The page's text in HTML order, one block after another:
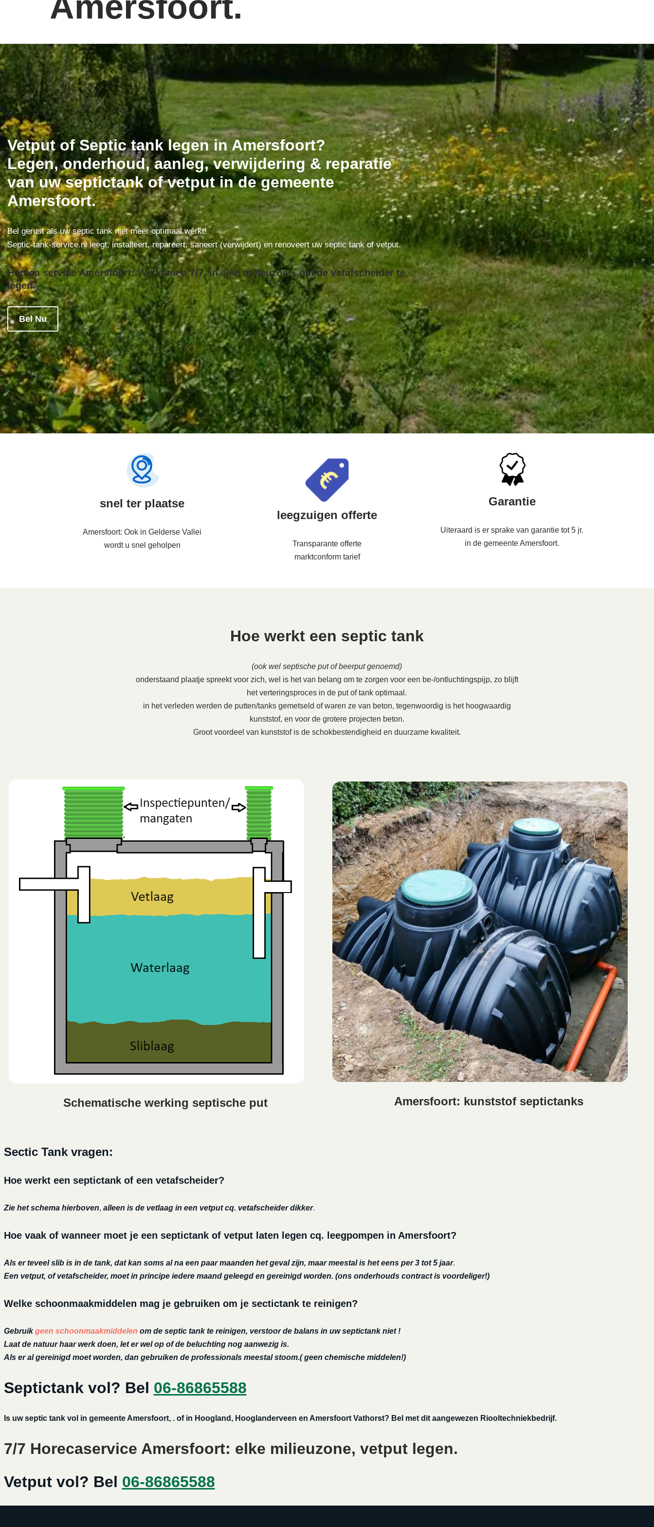
Vetput of Septic tank legen in Amersfoort?
Legen, onderhoud, aanleg, verwijdering & reparatie
van uw septictank of vetput in de gemeente
Amersfoort.
Bel gerust als uw septic tank niet meer optimaal werkt!
Septic-tank-service.nl leegt, installeert, repareert, saneert (verwijdert) en renoveert uw septic tank of vetput.
Horeca service Amersfoort: Wij komen 7/7, in elke milieuzone, om de vetafscheider te
legen.
Bel Nu
snel ter plaatse
Amersfoort: Ook in Gelderse Vallei
wordt u snel geholpen
leegzuigen offerte
Transparante offerte
marktconform tarief
Garantie
Uiteraard is er sprake van garantie tot 5 jr.
in de gemeente Amersfoort.
Hoe werkt een septic tank
(ook wel septische put of beerput genoemd)
onderstaand plaatje spreekt voor zich, wel is het van belang om te zorgen voor een be-/ontluchtingspijp, zo blijft
het verteringsproces in de put of tank optimaal.
in het verleden werden de putten/tanks gemetseld of waren ze van beton, tegenwoordig is het hoogwaardig
kunststof, en voor de grotere projecten beton.
Groot voordeel van kunststof is de schokbestendigheid en duurzame kwaliteit.
Schematische werking septische put Amersfoort: kunststof septictanks
Sectic Tank vragen:
Hoe werkt een septictank of een vetafscheider?
Zie het schema hierboven, alleen is de vetlaag in een vetput cq. vetafscheider dikker.
Hoe vaak of wanneer moet je een septictank of vetput laten legen cq. leegpompen in Amersfoort?
Als er teveel slib is in de tank, dat kan soms al na een paar maanden het geval zijn, maar meestal is het eens per 3 tot 5 jaar.
Een vetput, of vetafscheider, moet in principe iedere maand geleegd en gereinigd worden. (ons onderhouds contract is voordeliger!)
Welke schoonmaakmiddelen mag je gebruiken om je sectictank te reinigen?
Gebruikgeen schoonmaakmiddelen om de septic tank te reinigen, verstoor de balans in uw septictank niet !
Laat de natuur haar werk doen, let er wel op of de beluchting nog aanwezig is.
Als er al gereinigd moet worden, dan gebruiken de professionals meestal stoom.( geen chemische middelen!)
Septictank vol? Bel 06-86865588
Is uw septic tank vol in gemeente Amersfoort, . of in Hoogland, Hooglanderveen en Amersfoort Vathorst? Bel met dit aangewezen Riooltechniekbedrijf.
7/7 Horecaservice Amersfoort: elke milieuzone, vetput legen.
Vetput vol? Bel 06-86865588